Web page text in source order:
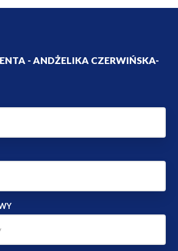
- ANDŻELIKA CZERWIŃSKA-